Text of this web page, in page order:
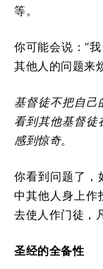
等。
你可能会说：“
其他人的问题来
基督徒不把自己
看到其他基督徒
感到惊奇。
你看到问题了，
中其他人身上作
去使人作门徒，
圣经的全备性